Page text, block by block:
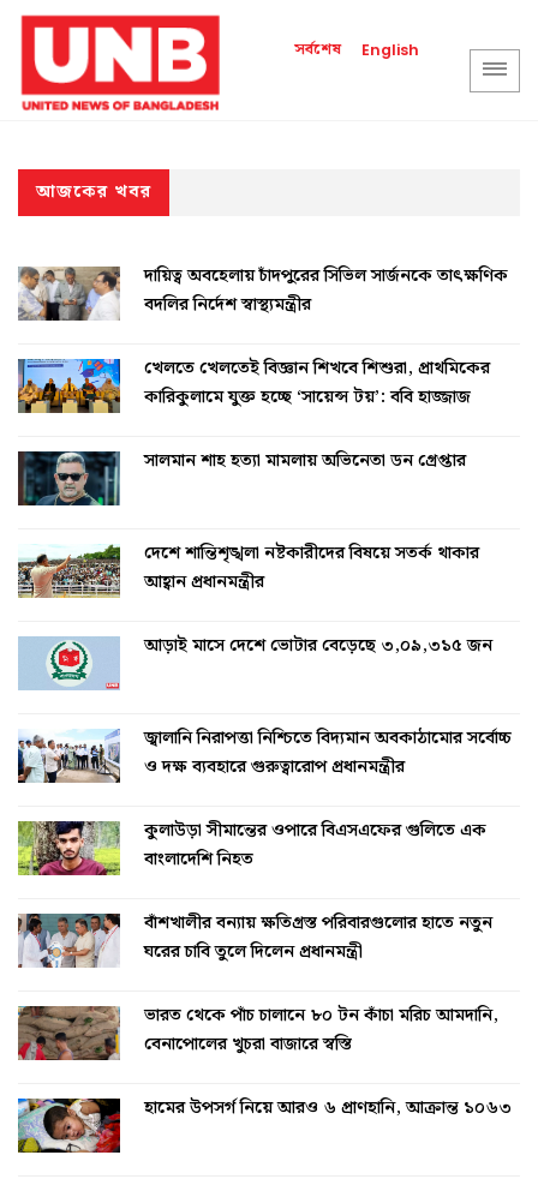
সর্বশেষ English
আজকের খবর
দায়িত্ব অবহেলায় চাঁদপুরের সিভিল সার্জনকে তাৎক্ষণিক
বদলির নির্দেশ স্বাস্থ্যমন্ত্রীর
খেলতে খেলতেই বিজ্ঞান শিখবে শিশুরা, প্রাথমিকের
কারিকুলামে যুক্ত হচ্ছে ‘সায়েন্স টয়’: ববি হাজ্জাজ
সালমান শাহ হত্যা মামলায় অভিনেতা ডন গ্রেপ্তার
দেশে শান্তিশৃঙ্খলা নষ্টকারীদের বিষয়ে সতর্ক থাকার
আহ্বান প্রধানমন্ত্রীর
আড়াই মাসে দেশে ভোটার বেড়েছে ৩,০৯,৩১৫ জন
জ্বালানি নিরাপত্তা নিশ্চিতে বিদ্যমান অবকাঠামোর সর্বোচ্চ
ও দক্ষ ব্যবহারে গুরুত্বারোপ প্রধানমন্ত্রীর
কুলাউড়া সীমান্তের ওপারে বিএসএফের গুলিতে এক
বাংলাদেশি নিহত
বাঁশখালীর বন্যায় ক্ষতিগ্রস্ত পরিবারগুলোর হাতে নতুন
ঘরের চাবি তুলে দিলেন প্রধানমন্ত্রী
ভারত থেকে পাঁচ চালানে ৮০ টন কাঁচা মরিচ আমদানি,
বেনাপোলের খুচরা বাজারে স্বস্তি
হামের উপসর্গ নিয়ে আরও ৬ প্রাণহানি, আক্রান্ত ১০৬৩